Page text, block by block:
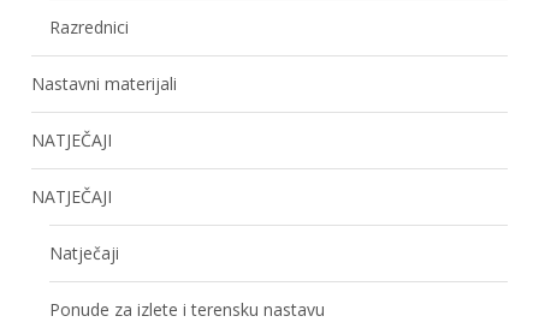
Razrednici
Nastavni materijali
NATJEČAJI
NATJEČAJI
Natječaji
Ponude za izlete i terensku nastavu